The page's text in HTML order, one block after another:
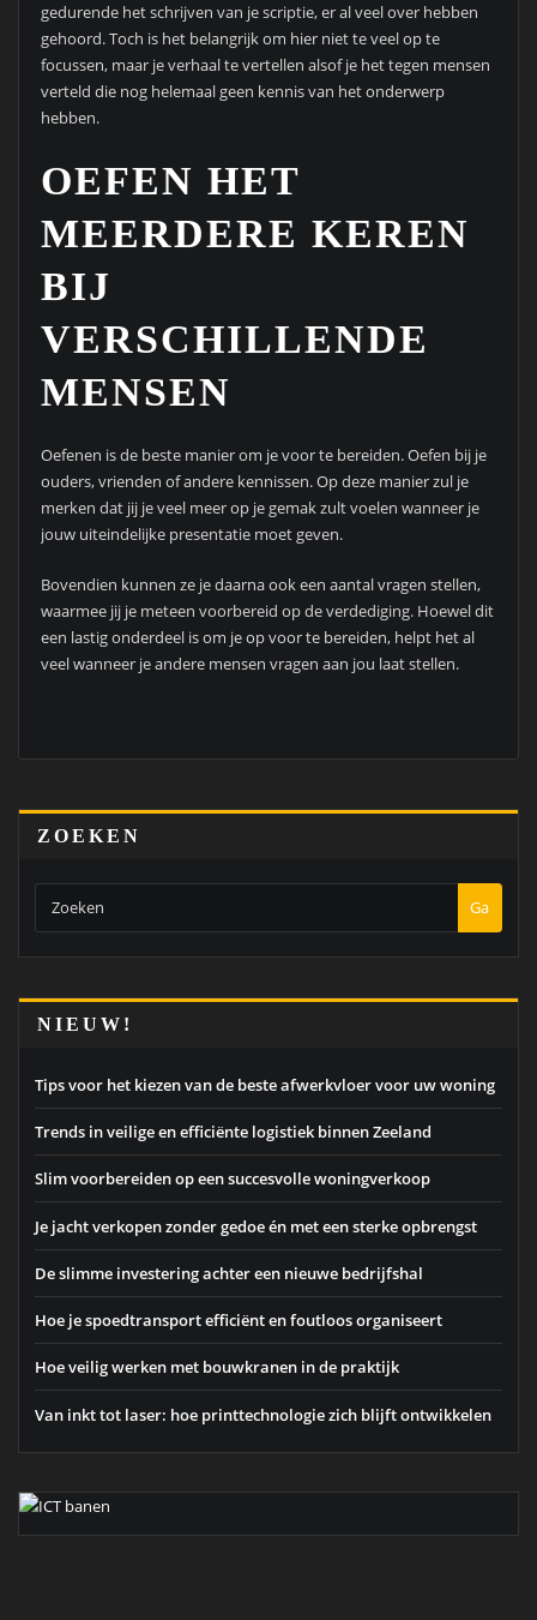
gedurende het schrijven van je scriptie, er al veel over hebben
gehoord. Toch is het belangrijk om hier niet te veel op te
focussen, maar je verhaal te vertellen alsof je het tegen mensen
verteld die nog helemaal geen kennis van het onderwerp
hebben.
OEFEN HET
MEERDERE KEREN
BIJ
VERSCHILLENDE
MENSEN
Oefenen is de beste manier om je voor te bereiden. Oefen bij je
ouders, vrienden of andere kennissen. Op deze manier zul je
merken dat jij je veel meer op je gemak zult voelen wanneer je
jouw uiteindelijke presentatie moet geven.
Bovendien kunnen ze je daarna ook een aantal vragen stellen,
waarmee jij je meteen voorbereid op de verdediging. Hoewel dit
een lastig onderdeel is om je op voor te bereiden, helpt het al
veel wanneer je andere mensen vragen aan jou laat stellen.
ZOEKEN
Ga
NIEUW!
Tips voor het kiezen van de beste afwerkvloer voor uw woning
Trends in veilige en efficiënte logistiek binnen Zeeland
Slim voorbereiden op een succesvolle woningverkoop
Je jacht verkopen zonder gedoe én met een sterke opbrengst
De slimme investering achter een nieuwe bedrijfshal
Hoe je spoedtransport efficiënt en foutloos organiseert
Hoe veilig werken met bouwkranen in de praktijk
Van inkt tot laser: hoe printtechnologie zich blijft ontwikkelen